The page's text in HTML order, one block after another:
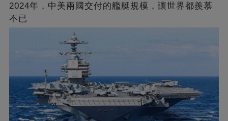
2024年，中美兩國交付的艦艇規模，讓世界都羨慕
不已